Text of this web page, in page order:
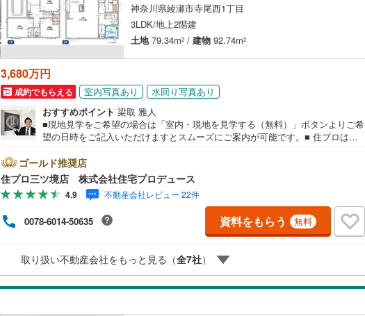
神奈川県綾瀬市寺尾西1丁目
3LDK/地上2階建
土地79.34m2 / 建物 92.74m2
3,680万円
成約でもらえる 室内写真あり
水回り写真あり
おすすめポイント 梁取 雅人
■現地見学をご希望の場合は「室内・現地を見学する（無料）」ボタンよりご希
望の日時をご記入いただけますとスムーズにご案内が可能です。■ 住プロは大
アの不動産売買専門会社です！最新物件情報や当社限定で販売する物件情報も
多数ございますので、お気軽にお問合せ下さい！ -------------- 弊社独自の住宅ロ
ーン提案システム 弊社ではファイナンシャル専門スタッフによる【丁寧な資金
アドバイス】【ファイナンシャルプラン提案書の作成】を随時行っておりま
す。意外に知らないお客様が多い【定年時の住宅ローン残高】【住宅購入者だ
けが加入できる無料の生命保険】【13年間もらえる、国からの特別ボーナス】
これから多くなる【教育費】住宅を買った後から始まる【住宅ローン返済】65
安な部分を明確にしていきませんか？？ --------------
ゴールド推奨店
住プロ三ツ境店 株式会社住宅プロデュース
4.9 不動産会社レビュー 22件
0078-6014-50635 資料をもらう 無料
取り扱い不動産会社をもっと見る（全7社）